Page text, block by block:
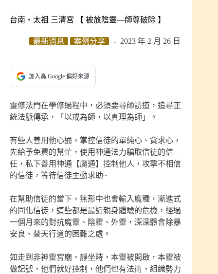
台南‧太祖 三清宮 【 被放陰靈—師尊破除 】
最新消息 案例分享 2023 年 2 月 26 日
加入為 Google 偏好來源
靈修法門在學修過程中，必須要尋師訪道，追尋正
統法脈傳承，「以戒為師，以真理為師」。
有些人善用他心通，掌控信徒的單純心、貪求心，
先給予免費的幫忙，使用神通法力騙取信徒的信
任，私下善用神通【魔通】控制他人，攻擊不相信
的信徒，等待信徒主動求助~
在幫助信徒的當下，無形中也會輸入魔種，漸進式
的同化信徒，這些都是最近親身體驗的危機，經過
一個月來的對抗魔靈、陰靈、外靈，深深體會除暴
安良、替天行道的困難之處。
如走到非神靈宮廟，靜坐時，本靈被開啟，本靈被
做記號，他們就好控制，他們也有法術，組織勢力